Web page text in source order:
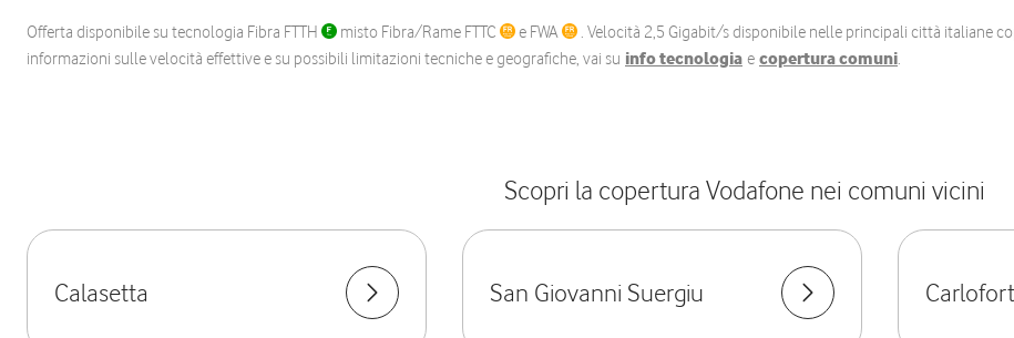
Offerta disponibile su tecnologia Fibra FTTH misto Fibra/Rame FTTC e FWA . Velocità 2,5 Gigabit/s disponibile nelle principali città italiane
informazioni sulle velocità effettive e su possibili limitazioni tecniche e geografiche, vai su info tecnologia e copertura comuni.
Scopri la copertura Vodafone nei comuni vicini
Calasetta San Giovanni Suergiu